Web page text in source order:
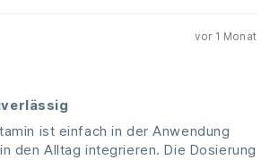
vor 1 Monat
ist einfach in der Anwendung
den Alltag integrieren. Die Dosierung